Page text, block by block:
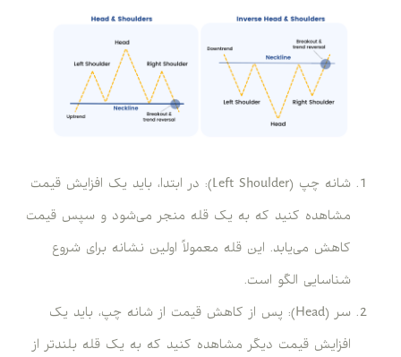
شانه چپ (Left Shoulder): در ابتدا، باید یک افزایش قیمت
مشاهده کنید که به یک قله منجر می‌شود و سپس قیمت
کاهش می‌یابد. این قله معمولاً اولین نشانه برای شروع
شناسایی الگو است.
سر (Head): پس از کاهش قیمت از شانه چپ، باید یک
افزایش قیمت دیگر مشاهده کنید که به یک قله بلندتر از